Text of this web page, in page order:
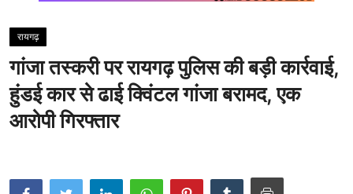
Contact
सारंगढ़
रायगढ़
देश
रायगढ़
गांजा तस्करी पर रायगढ़ पुलिस की बड़ी कार्रवाई,
हुंडई कार से ढाई क्विंटल गांजा बरामद, एक
आरोपी गिरफ्तार